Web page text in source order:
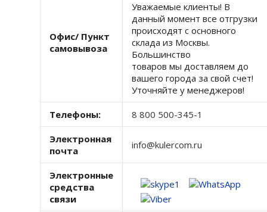
Офис/ Пункт
самовывоза
Уважаемые клиенты! В
данный момент все отгрузки
происходят с основного
склада из Москвы.
Большинство
товаров мы доставляем до
вашего города за свой счет!
Уточняйте у менеджеров!
Телефоны: 8 800 500-345-1
Электронная
почта
info@kulercom.ru
Электронные
средства
связи